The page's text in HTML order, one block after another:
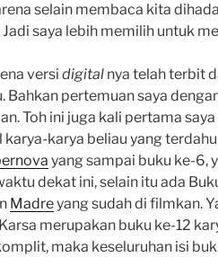
selain membaca kita
Jadi saya lebih memilih untuk
versi digital nya telah terbit
Bahkan pertemuan saya
Toh ini juga kali pertama
karya-karya beliau yang
yang sampai buku ke-6,
dekat ini, selain itu ada
Madreyang sudah di filmkan.
merupakan buku ke-12
maka keseluruhan isi